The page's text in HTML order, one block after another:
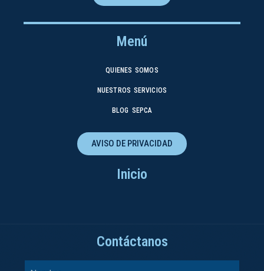
Menú
QUIENES SOMOS
NUESTROS SERVICIOS
BLOG SEPCA
AVISO DE PRIVACIDAD
Inicio
Contáctanos